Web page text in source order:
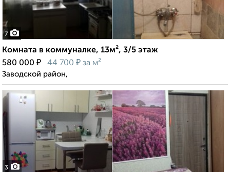
7
Комната в коммуналке, 13м², 3/5 этаж
580 000 ₽ 44 700 ₽ за м²
Заводской район,
3